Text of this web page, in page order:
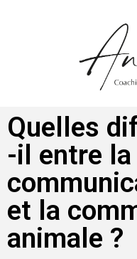
Quelles
-il entre la
et la
animale ?